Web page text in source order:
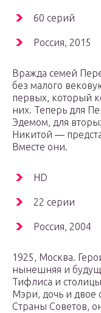
60 серий
Россия, 2015
Вражда семей
без малого
первых, который
них. Теперь для
Эдемом, для
Никитой —
Вместе они.
HD
22 серии
Россия, 2004
1925, Москва.
нынешняя и
Тифлиса и
Мэри, дочь и двое
Страны Советов,